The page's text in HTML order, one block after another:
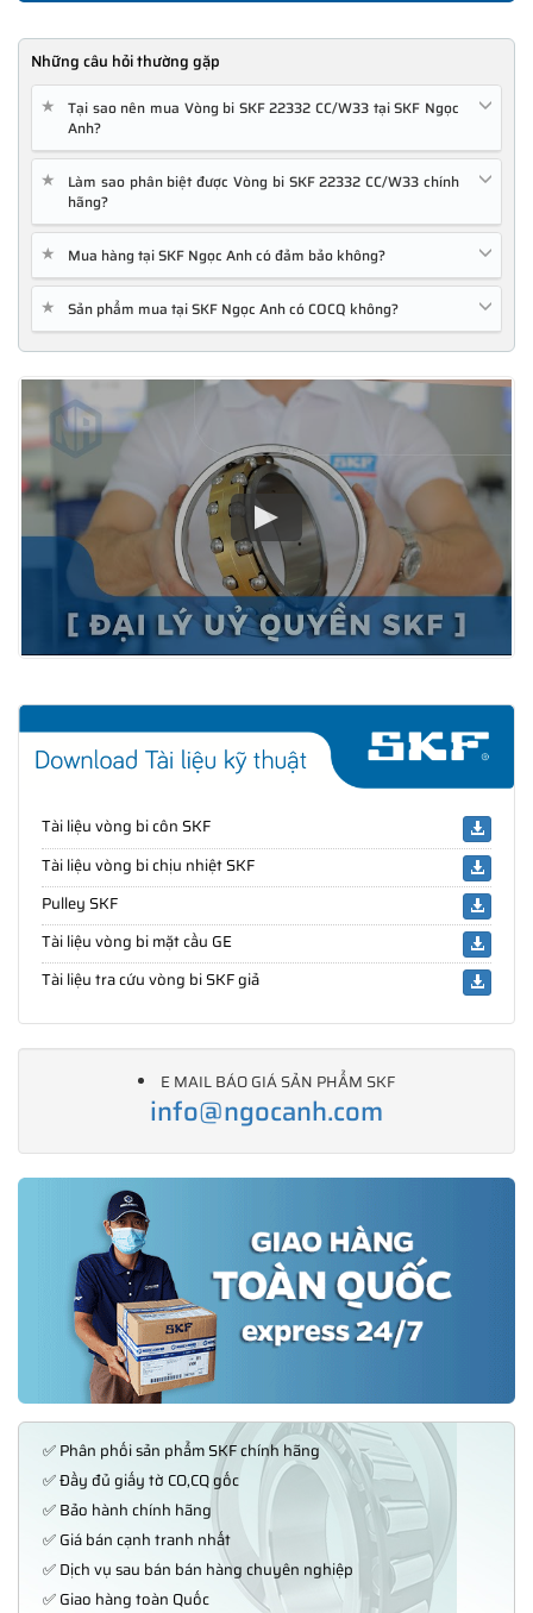
Những câu hỏi thường gặp
★
Tại sao nên mua Vòng bi SKF 22332 CC/W33 tại SKF Ngọc
Anh?
★
Làm sao phân biệt được Vòng bi SKF 22332 CC/W33 chính
hãng?
★ Mua hàng tại SKF Ngọc Anh có đảm bảo không?
★ Sản phẩm mua tại SKF Ngọc Anh có COCQ không?
Tài liệu vòng bi côn SKF
Tài liệu vòng bi chịu nhiệt SKF
Pulley SKF
Tài liệu vòng bi mặt cầu GE
Tài liệu tra cứu vòng bi SKF giả
E MAIL BÁO GIÁ SẢN PHẨM SKF
info@ngocanh.com
✅ Phân phối sản phẩm SKF chính hãng
✅ Đầy đủ giấy tờ CO,CQ gốc
✅ Bảo hành chính hãng
✅ Giá bán cạnh tranh nhất
✅ Dịch vụ sau bán bán hàng chuyên nghiệp
✅ Giao hàng toàn Quốc